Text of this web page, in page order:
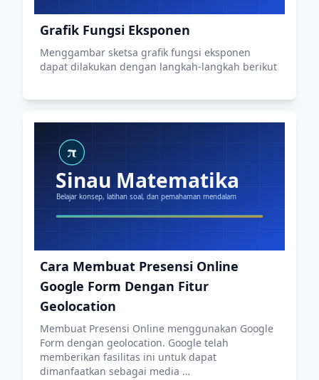
Grafik Fungsi Eksponen
Menggambar sketsa grafik fungsi eksponen
dapat dilakukan dengan langkah-langkah berikut
Cara Membuat Presensi Online
Google Form Dengan Fitur
Geolocation
Membuat Presensi Online menggunakan Google
Form dengan geolocation. Google telah
memberikan fasilitas ini untuk dapat
dimanfaatkan sebagai media …